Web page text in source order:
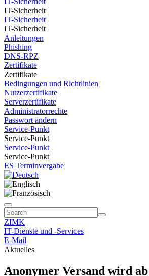
IT-Sicherheit
IT-Sicherheit
IT-Sicherheit
Anleitungen
Phishing
DNS-RPZ
Zertifikate
Zertifikate
Bedingungen und Richtlinien
Nutzerzertifikate
Serverzertifikate
Administratorrechte
Passwort ändern
Service-Punkt
Service-Punkt
Service-Punkt
Service-Punkt
ES Terminvergabe
ZIMK
IT-Dienste und -Services
E-Mail
Aktuelles
Anonymer Versand wird